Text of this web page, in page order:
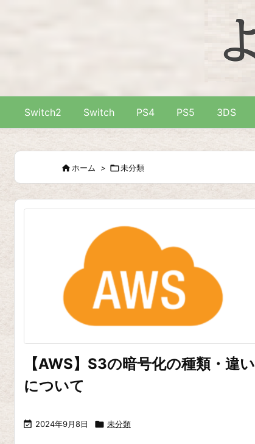
Switch2 Switch PS4 PS5 3DS
ホーム > 未分類
【AWS】S3の暗号化の種類・違い
について
 2024年9月8日  未分類